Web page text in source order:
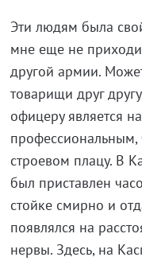
Эти людям была
мне еще не
другой армии.
товарищи друг
офицеру является
профессиональным,
строевом плацу. В
был приставлен
стойке смирно и
появлялся на
нервы. Здесь, на